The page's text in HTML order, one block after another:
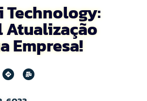
Empresa!